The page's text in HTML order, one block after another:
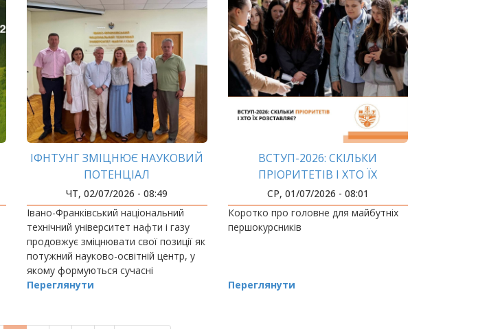
ІФНТУНГ ЗМІЦНЮЄ НАУКОВИЙ
ПОТЕНЦІАЛ
ЧТ, 02/07/2026 - 08:49
Івано-Франківський національний
технічний університет нафти і газу
продовжує зміцнювати свої позиції як
потужний науково-освітній центр, у
якому формуються сучасні
дослідницькі школи, готуються
Переглянути
ВСТУП-2026: СКІЛЬКИ
ПРІОРИТЕТІВ І ХТО ЇХ
РОЗСТАВЛЯЄ?
СР, 01/07/2026 - 08:01
Коротко про головне для майбутніх
першокурсників
Переглянути